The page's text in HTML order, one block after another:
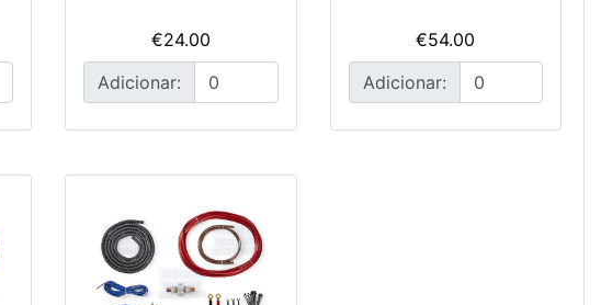
€24.00
Adicionar:
€54.00
Adicionar: